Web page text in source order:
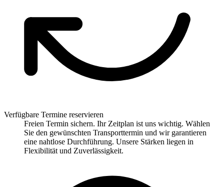
Verfügbare Termine reservieren
Freien Termin sichern. Ihr Zeitplan ist uns wichtig. Wählen
Sie den gewünschten Transporttermin und wir garantieren
eine nahtlose Durchführung. Unsere Stärken liegen in
Flexibilität und Zuverlässigkeit.